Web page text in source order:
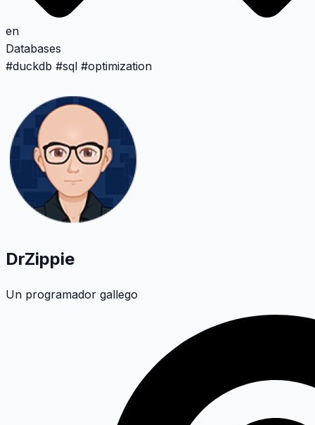
DrZippie
Un programador gallego
en
Databases
#duckdb #sql #optimization